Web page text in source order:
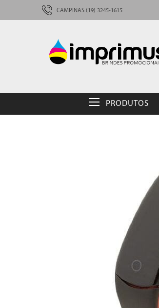
CAMPINAS (19) 3245-1615
PRODUTOS